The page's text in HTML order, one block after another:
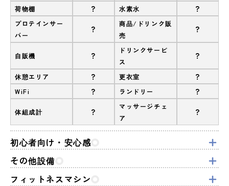
荷物棚 ? 水素水 ?
プロテインサー
バー
?
商品/ドリンク販
売
?
自販機 ?
ドリンクサービ
ス
?
休憩エリア ? 更衣室 ?
WiFi ? ランドリー ?
体組成計 ?
マッサージチェ
ア
?
初心者向け・安心感
その他設備
フィットネスマシン